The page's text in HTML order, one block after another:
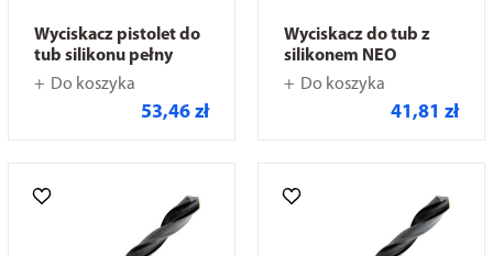
Wyciskacz pistolet do
tub silikonu pełny
Do koszyka
53,46 zł
Wyciskacz do tub z
silikonem NEO
Do koszyka
41,81 zł